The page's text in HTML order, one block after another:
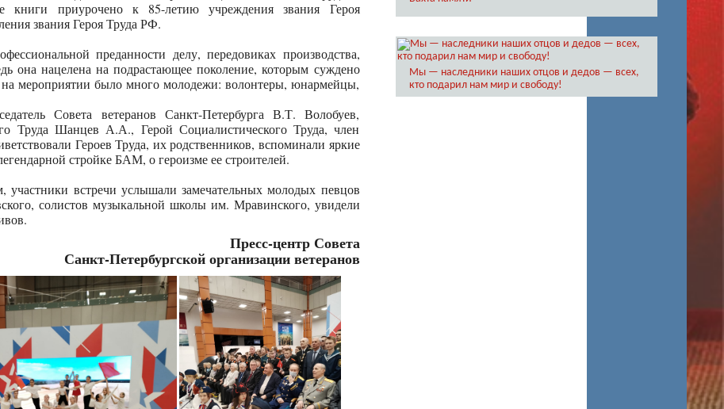
книги приурочено к 85-летию учреждения звания Героя
звания Героя Труда РФ.
преданности делу, передовиках производства,
она нацелена на подрастающее поколение, которым суждено
мероприятии было много молодежи: волонтеры, юнармейцы,
Совета ветеранов Санкт-Петербурга В.Т. Волобуев,
Труда Шанцев А.А., Герой Социалистического Труда, член
Героев Труда, их родственников, вспоминали яркие
стройке БАМ, о героизме ее строителей.
участники встречи услышали замечательных молодых певцов
солистов музыкальной школы им. Мравинского, увидели
Пресс-центр Совета
Санкт-Петербургской организации ветеранов
Мы — наследники наших отцов и дедов — всех,
кто подарил нам мир и свободу!